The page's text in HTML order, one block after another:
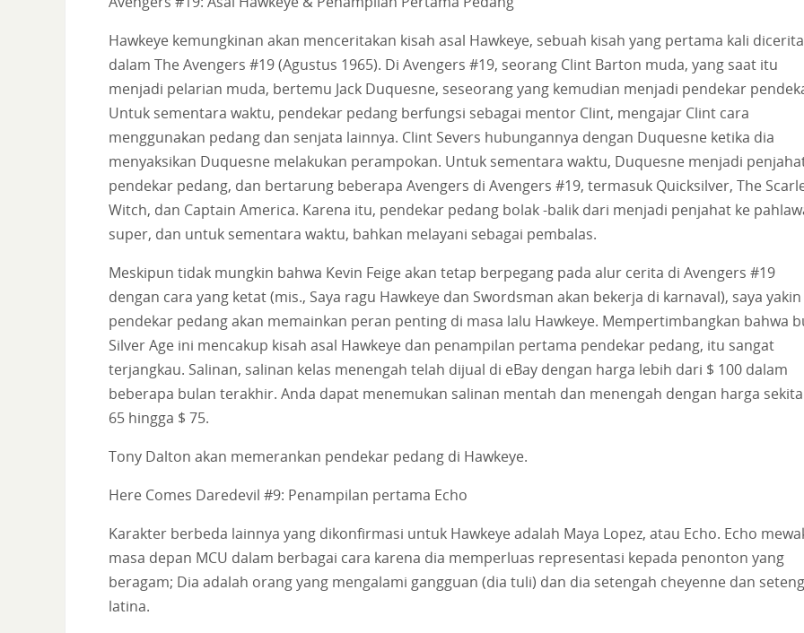
Hawkeye kemungkinan akan menceritakan kisah asal Hawkeye, sebuah kisah yang pertama kali
dalam The Avengers #19 (Agustus 1965). Di Avengers #19, seorang Clint Barton muda, yang saat itu
menjadi pelarian muda, bertemu Jack Duquesne, seseorang yang kemudian menjadi pendekar
Untuk sementara waktu, pendekar pedang berfungsi sebagai mentor Clint, mengajar Clint cara
menggunakan pedang dan senjata lainnya. Clint Severs hubungannya dengan Duquesne ketika dia
menyaksikan Duquesne melakukan perampokan. Untuk sementara waktu, Duquesne menjadi
pendekar pedang, dan bertarung beberapa Avengers di Avengers #19, termasuk Quicksilver, The
Witch, dan Captain America. Karena itu, pendekar pedang bolak -balik dari menjadi penjahat ke
super, dan untuk sementara waktu, bahkan melayani sebagai pembalas.
Meskipun tidak mungkin bahwa Kevin Feige akan tetap berpegang pada alur cerita di Avengers #19
dengan cara yang ketat (mis., Saya ragu Hawkeye dan Swordsman akan bekerja di karnaval), saya yakin
pendekar pedang akan memainkan peran penting di masa lalu Hawkeye. Mempertimbangkan bahwa
Silver Age ini mencakup kisah asal Hawkeye dan penampilan pertama pendekar pedang, itu sangat
terjangkau. Salinan, salinan kelas menengah telah dijual di eBay dengan harga lebih dari $ 100 dalam
beberapa bulan terakhir. Anda dapat menemukan salinan mentah dan menengah dengan harga
65 hingga $ 75.
Tony Dalton akan memerankan pendekar pedang di Hawkeye.
Here Comes Daredevil #9: Penampilan pertama Echo
Karakter berbeda lainnya yang dikonfirmasi untuk Hawkeye adalah Maya Lopez, atau Echo. Echo
masa depan MCU dalam berbagai cara karena dia memperluas representasi kepada penonton yang
beragam; Dia adalah orang yang mengalami gangguan (dia tuli) dan dia setengah cheyenne dan
latina.